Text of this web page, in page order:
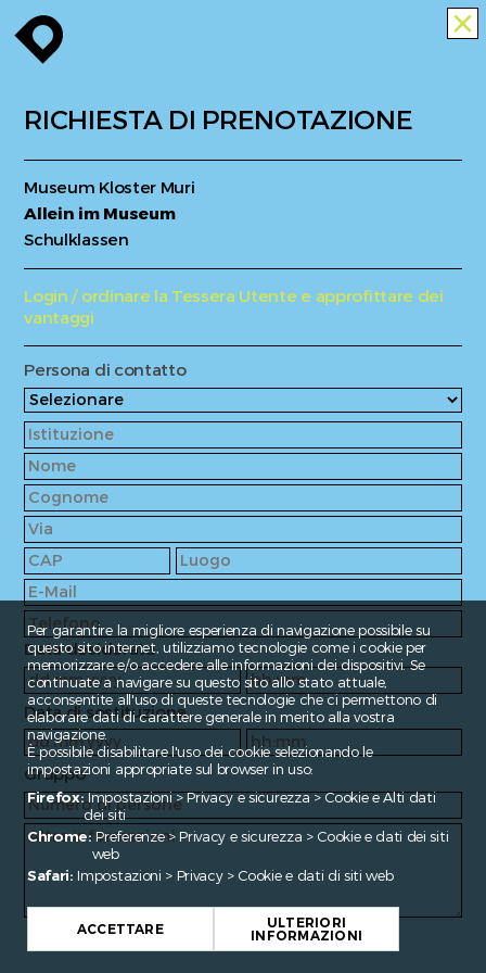
enroute close
RICHIESTA DI PRENOTAZIONE
Museum Kloster Muri
Allein im Museum
Schulklassen
Login / ordinare la Tessera Utente e approfittare dei
vantaggi
Persona di contatto
Data desiderata
Data di sostituzione
Gruppo
Per garantire la migliore esperienza di navigazione possibile su
questo sito internet, utilizziamo tecnologie come i cookie per
memorizzare e/o accedere alle informazioni dei dispositivi. Se
continuate a navigare su questo sito allo stato attuale,
acconsentite all'uso di queste tecnologie che ci permettono di
elaborare dati di carattere generale in merito alla vostra
navigazione.
È possibile disabilitare l'uso dei cookie selezionando le
impostazioni appropriate sul browser in uso:
Firefox:Impostazioni > Privacy e sicurezza > Cookie e Alti dati
dei siti
Chrome:Preferenze > Privacy e sicurezza > Cookie e dati dei siti
web
Safari: Impostazioni > Privacy > Cookie e dati di siti web
ACCETTARE ULTERIORI
INFORMAZIONI